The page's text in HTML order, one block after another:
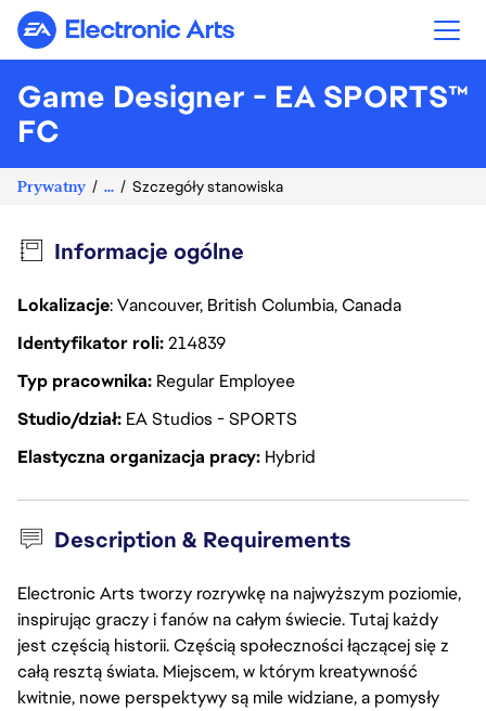
Electronic Arts
Game Designer - EA SPORTS™
FC
Prywatny ... Szczegóły stanowiska
Informacje ogólne
Lokalizacje: Vancouver, British Columbia, Canada
Identyfikator roli214839
Typ pracownika Regular Employee
Studio/dział EA Studios - SPORTS
Elastyczna organizacja pracy Hybrid
Description & Requirements
Electronic Arts tworzy rozrywkę na najwyższym poziomie,
inspirując graczy i fanów na całym świecie. Tutaj każdy
jest częścią historii. Częścią społeczności łączącej się z
całą resztą świata. Miejscem, w którym kreatywność
kwitnie, nowe perspektywy są mile widziane, a pomysły